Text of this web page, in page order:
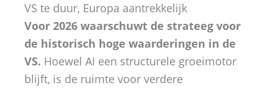
VS te duur, Europa aantrekkelijk
Voor 2026 waarschuwt de strateeg voor
de historisch hoge waarderingen in de
VS. Hoewel AI een structurele groeimotor
blijft, is de ruimte voor verdere